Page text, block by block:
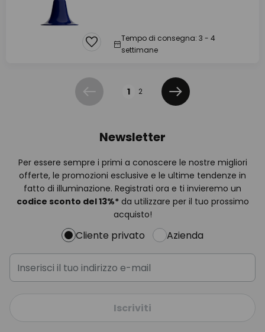
Tempo di consegna: 3 - 4
settimane
Precedente 1 2
Prossimo
Newsletter
Per essere sempre i primi a conoscere le nostre migliori
offerte, le promozioni esclusive e le ultime tendenze in
fatto di illuminazione. Registrati ora e ti invieremo un
codice sconto del13%*da utilizzare per il tuo prossimo
acquisto!
Cliente privato Azienda
Iscriviti